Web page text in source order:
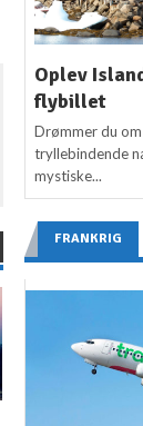
Oplev
flybillet
Drømmer du
tryllebindende
mystiske...
FRANKRIG